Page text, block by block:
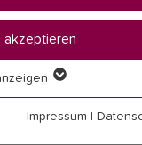
akzeptieren
Funktionen der
Impressum